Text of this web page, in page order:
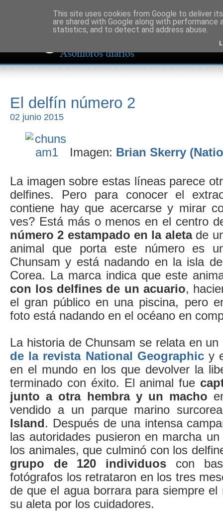
El delfín número 2
02 junio 2015
Imagen: Brian Skerry
La imagen sobre estas líneas parece
delfines. Pero para conocer el
contiene hay que acercarse y mirar
ves? Está más o menos en el centro
número 2 estampado en la aletade
animal que porta este número es
Chunsam y está nadando en la isla
Corea. La marca indica que este
con los delfines de un acuario,
el gran público en una piscina, pero
foto está nadando en el océano en
La historia de Chunsam se relata en
de la revista National Geographic y
en el mundo en los que devolver la
terminado con éxito. El animal fue
junto a otra hembra y un macho
vendido a un parque marino
Island. Después de una intensa
las autoridades pusieron en marcha
los animales, que culminó con los
grupo de 120 individuos con
fotógrafos los retrataron en los tres
de que el agua borrara para siempre el
su aleta por los cuidadores.
This site uses cookies from Google to deliver
are shared with Google along with
statistics, and to detect and address abuse.